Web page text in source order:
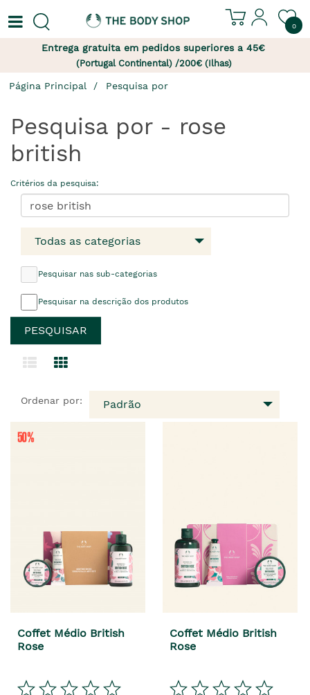
0
Entrega gratuita em pedidos superiores a 45€
(Portugal Continental) /200€ (Ilhas)
Página Principal Pesquisa por
Pesquisa por - rose
british
Critérios da pesquisa:
Todas as categorias
Pesquisar nas sub-categorias
Pesquisar na descrição dos produtos
Ordenar por: Padrão
Coffet Médio British
Rose
Coffet Médio British
Rose